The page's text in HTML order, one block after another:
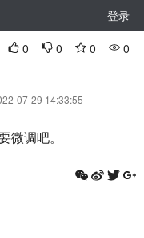
登录
0 0 0 0
07-29 14:33:55
微调吧。